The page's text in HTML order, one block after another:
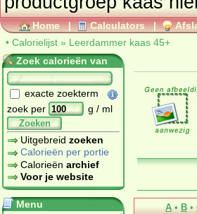
Home | Calculators |
• Calorielijst » Leerdammer kaas 45+
Zoek calorieën van
exacte zoekterm
zoek per
g / ml
Zoeken
Uitgebreid zoeken
Calorieën per portie
Calorieën archief
Voor je website
Menu
A • B •